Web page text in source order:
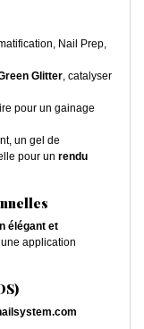
Nail Prep,
Glitter, catalyser
pour un gainage
un gel de
pour un rendu
élégant et
application